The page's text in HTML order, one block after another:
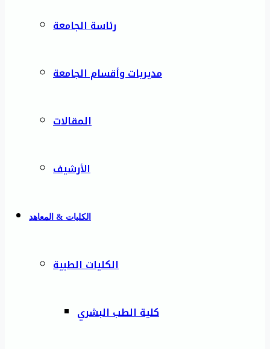
رئاسة الجامعة
مديريات وأقسام الجامعة
المقالات
الأرشيف
الكليات & المعاهد
الكليات الطبية
كلية الطب البشري